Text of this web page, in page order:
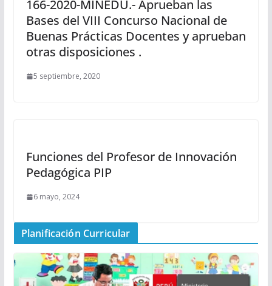
166-2020-MINEDU.- Aprueban las
Bases del VIII Concurso Nacional de
Buenas Prácticas Docentes y aprueban
otras disposiciones .
5 septiembre, 2020
Funciones del Profesor de Innovación
Pedagógica PIP
6 mayo, 2024
Planificación Curricular